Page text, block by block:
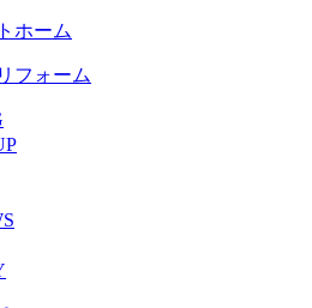
フォーム